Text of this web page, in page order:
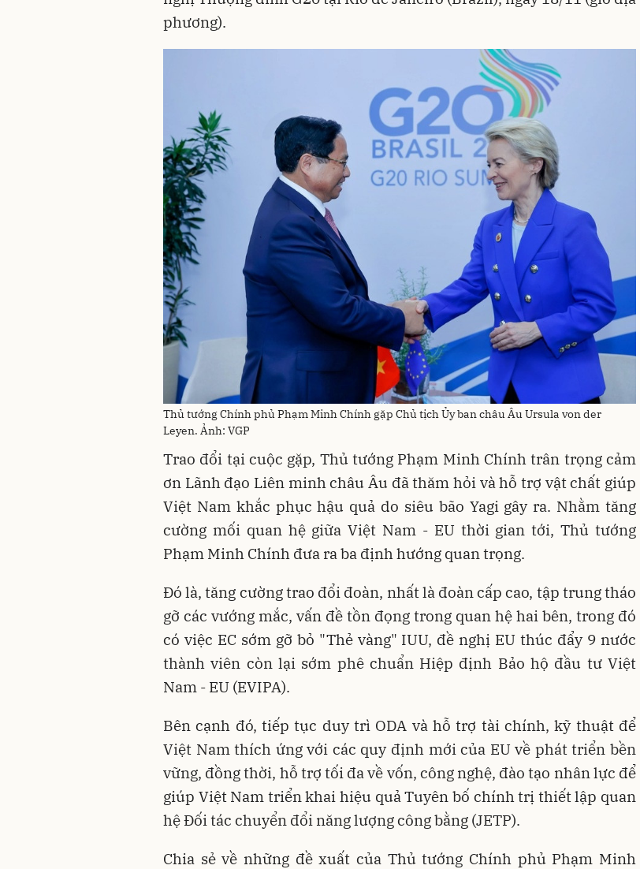
phương).
Thủ tướng Chính phủ Phạm Minh Chính gặp Chủ tịch Ủy ban châu Âu Ursula von der
Leyen. Ảnh: VGP
Trao đổi tại cuộc gặp, Thủ tướng Phạm Minh Chính trân trọng cảm
ơn Lãnh đạo Liên minh châu Âu đã thăm hỏi và hỗ trợ vật chất giúp
Việt Nam khắc phục hậu quả do siêu bão Yagi gây ra. Nhằm tăng
cường mối quan hệ giữa Việt Nam - EU thời gian tới, Thủ tướng
Phạm Minh Chính đưa ra ba định hướng quan trọng.
Đó là, tăng cường trao đổi đoàn, nhất là đoàn cấp cao, tập trung tháo
gỡ các vướng mắc, vấn đề tồn đọng trong quan hệ hai bên, trong đó
có việc EC sớm gỡ bỏ "Thẻ vàng" IUU, đề nghị EU thúc đẩy 9 nước
thành viên còn lại sớm phê chuẩn Hiệp định Bảo hộ đầu tư Việt
Nam - EU (EVIPA).
Bên cạnh đó, tiếp tục duy trì ODA và hỗ trợ tài chính, kỹ thuật để
Việt Nam thích ứng với các quy định mới của EU về phát triển bền
vững, đồng thời, hỗ trợ tối đa về vốn, công nghệ, đào tạo nhân lực để
giúp Việt Nam triển khai hiệu quả Tuyên bố chính trị thiết lập quan
hệ Đối tác chuyển đổi năng lượng công bằng (JETP).
Chia sẻ về những đề xuất của Thủ tướng Chính phủ Phạm Minh